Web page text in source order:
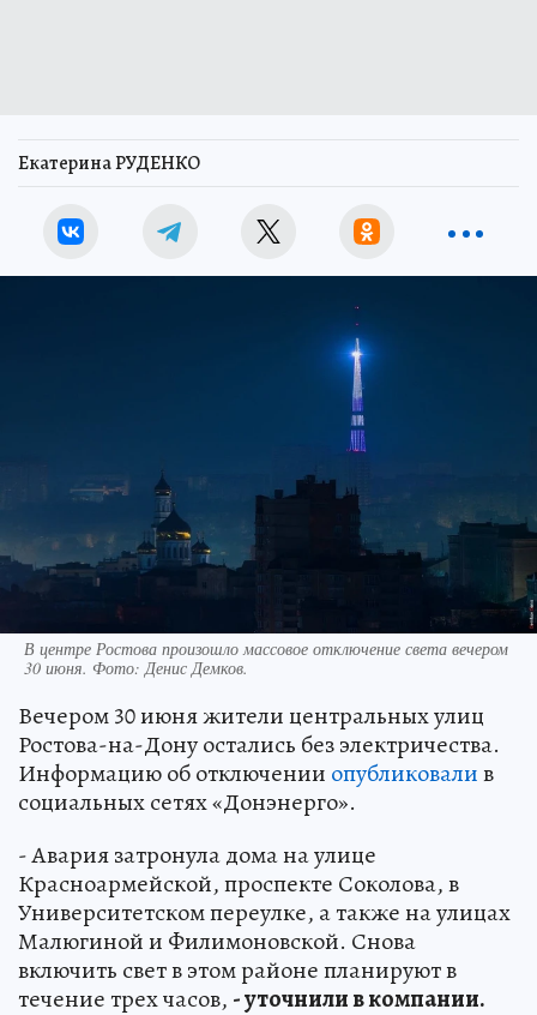
Екатерина РУДЕНКО
В центре Ростова произошло массовое отключение света вечером
30 июня. Фото: Денис Демков.
Вечером 30 июня жители центральных улиц
Ростова-на-Дону остались без электричества.
Информацию об отключении опубликовалив
социальных сетях «Донэнерго».
- Авария затронула дома на улице
Красноармейской, проспекте Соколова, в
Университетском переулке, а также на улицах
Малюгиной и Филимоновской. Снова
включить свет в этом районе планируют в
течение трех часов, - уточнили в компании.